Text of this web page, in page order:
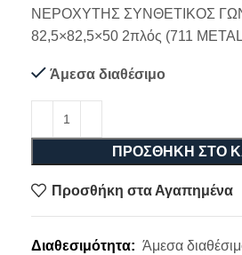
ΝΕΡΟΧΥΤΗΣ ΣΥΝΘΕΤΙΚΟΣ
82,5×82,5×50 2πλός (711
Άμεσα διαθέσιμο
ΠΡΟΣΘΉΚΗ ΣΤΟ
Προσθήκη στα Αγαπημένα
Διαθεσιμότητα: Άμεσα